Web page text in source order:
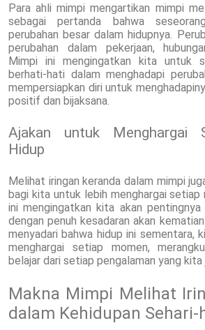
Para ahli mimpi mengartikan mimpi
sebagai pertanda bahwa
perubahan besar dalam hidupnya.
perubahan dalam pekerjaan,
Mimpi ini mengingatkan kita untuk
berhati-hati dalam menghadapi
mempersiapkan diri untuk
positif dan bijaksana.
Ajakan untuk Menghargai
Hidup
Melihat iringan keranda dalam mimpi
bagi kita untuk lebih menghargai setiap
ini mengingatkan kita akan pentingnya
dengan penuh kesadaran akan
menyadari bahwa hidup ini sementara,
menghargai setiap momen,
belajar dari setiap pengalaman yang kita
Makna Mimpi Melihat
dalam Kehidupan Sehari-